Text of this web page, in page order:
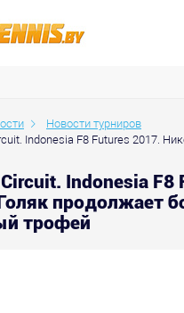
Новости турниров
Indonesia F8 Futures 2017.
Indonesia F8
продолжает
трофей